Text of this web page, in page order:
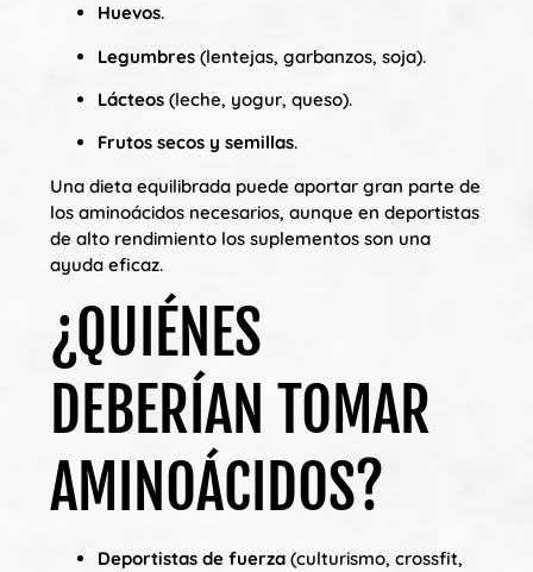
Huevos.
Legumbres (lentejas, garbanzos, soja).
Lácteos (leche, yogur, queso).
Frutos secos y semillas.
Una dieta equilibrada puede aportar gran parte de
los aminoácidos necesarios, aunque en deportistas
de alto rendimiento los suplementos son una
ayuda eficaz.
¿QUIÉNES
DEBERÍAN TOMAR
AMINOÁCIDOS?
Deportistas de fuerza (culturismo, crossfit,